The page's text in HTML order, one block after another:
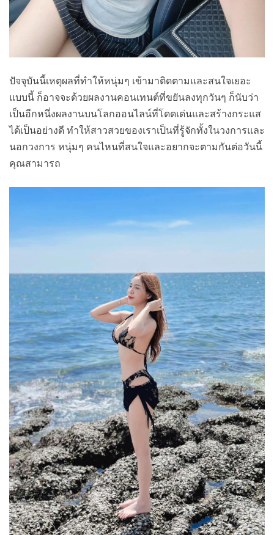
ปัจจุบันนี้เหตุผลที่ทำให้หนุ่มๆ เข้ามาติดตามและสนใจเยอะ
แบบนี้ ก็อาจจะด้วยผลงานคอนเทนต์ที่ขยันลงทุกวันๆ ก็นับว่า
เป็นอีกหนึ่งผลงานบนโลกออนไลน์ที่โดดเด่นและสร้างกระแส
ได้เป็นอย่างดี ทำให้สาวสวยของเราเป็นที่รู้จักทั้งในวงการและ
นอกวงการ หนุ่มๆ คนไหนที่สนใจและอยากจะตามกันต่อวันนี้
คุณสามารถ